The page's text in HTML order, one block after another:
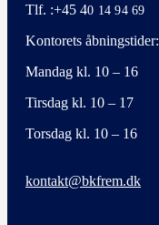
Tlf. :+45 40 14 94 69
Kontorets åbningstider:
Mandag kl. 10 – 16
Tirsdag kl. 10 – 17
Torsdag kl. 10 – 16
kontakt@bkfrem.dk